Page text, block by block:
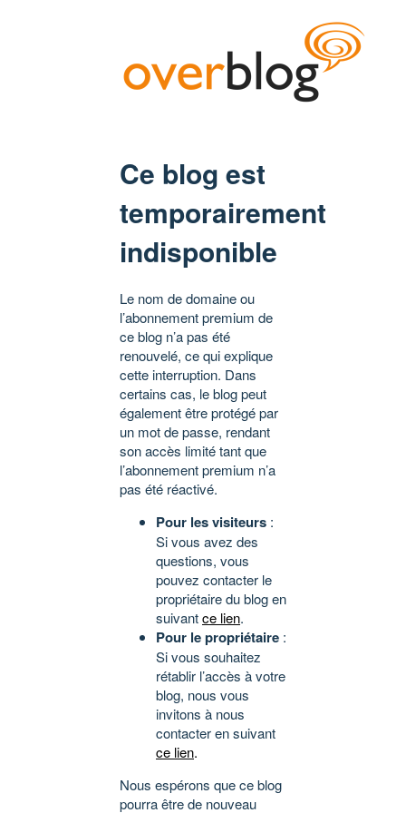
Ce blog est
temporairement
indisponible
Le nom de domaine ou
l’abonnement premium de
ce blog n’a pas été
renouvelé, ce qui explique
cette interruption. Dans
certains cas, le blog peut
également être protégé par
un mot de passe, rendant
son accès limité tant que
l’abonnement premium n’a
pas été réactivé.
Pour les visiteurs :
Si vous avez des
questions, vous
pouvez contacter le
propriétaire du blog en
suivantce lien.
Pour le propriétaire :
Si vous souhaitez
rétablir l’accès à votre
blog, nous vous
invitons à nous
contacter en suivant
ce lien.
Nous espérons que ce blog
pourra être de nouveau